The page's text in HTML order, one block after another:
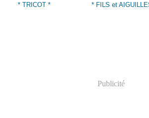
* TRICOT * * FILS et
Publicité